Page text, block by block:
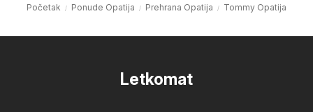
Početak Ponude Opatija Prehrana Opatija Tommy Opatija
Letkomat